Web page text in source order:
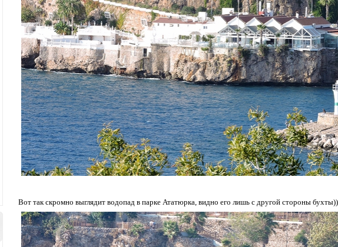
Вот так скромно выглядит водопад в парке Ататюрка, видно его лишь с другой стороны